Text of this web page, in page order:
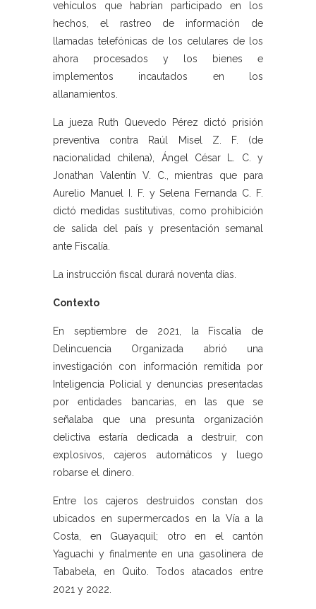
vehículos que habrían participado en los
hechos, el rastreo de información de
llamadas telefónicas de los celulares de los
ahora procesados y los bienes e
implementos incautados en los
allanamientos.
La jueza Ruth Quevedo Pérez dictó prisión
preventiva contra Raúl Misel Z. F. (de
nacionalidad chilena), Ángel César L. C. y
Jonathan Valentín V. C., mientras que para
Aurelio Manuel I. F. y Selena Fernanda C. F.
dictó medidas sustitutivas, como prohibición
de salida del país y presentación semanal
ante Fiscalía.
La instrucción fiscal durará noventa días.
Contexto
En septiembre de 2021, la Fiscalía de
Delincuencia Organizada abrió una
investigación con información remitida por
Inteligencia Policial y denuncias presentadas
por entidades bancarias, en las que se
señalaba que una presunta organización
delictiva estaría dedicada a destruir, con
explosivos, cajeros automáticos y luego
robarse el dinero.
Entre los cajeros destruidos constan dos
ubicados en supermercados en la Vía a la
Costa, en Guayaquil; otro en el cantón
Yaguachi y finalmente en una gasolinera de
Tababela, en Quito. Todos atacados entre
2021 y 2022.